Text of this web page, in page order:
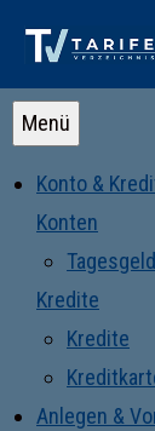
Menü
Konto &
Konten
Tagesgeld
Kredite
Kredite
Anlegen &